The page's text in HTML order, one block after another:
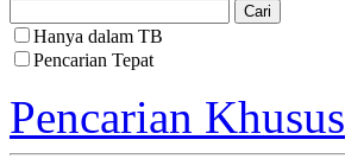
Hanya dalam TB
Pencarian Tepat
Pencarian Khusus